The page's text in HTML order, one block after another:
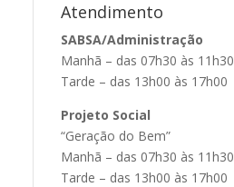
Atendimento
SABSA/Administração
Manhã – das 07h30 às 11h30
Tarde – das 13h00 às 17h00
Projeto Social
“Geração do Bem”
Manhã – das 07h30 às 11h30
Tarde – das 13h00 às 17h00